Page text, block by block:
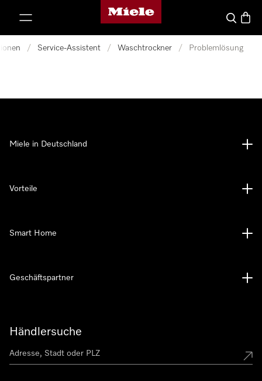
Miele-Homepage
Suche
/ Service-Assistent / Waschtrockner / Problemlösung
Händlersuche
Miele in Deutschland
Vorteile
Smart Home
Geschäftspartner